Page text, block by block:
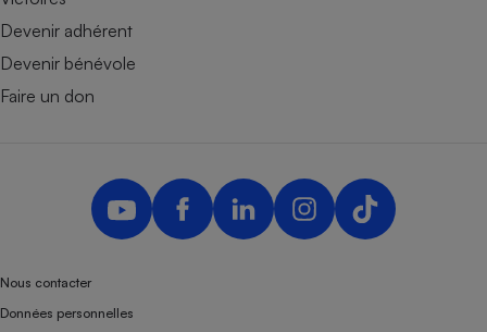
Devenir adhérent
Devenir bénévole
Faire un don
Nous contacter
Données personnelles